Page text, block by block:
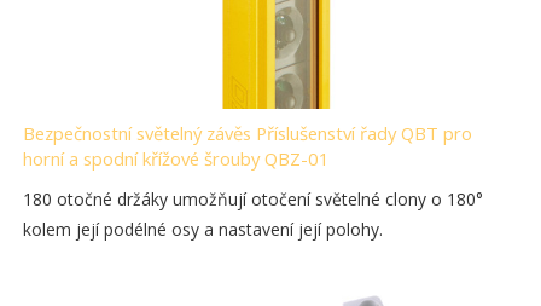
Bezpečnostní světelný závěs Příslušenství řady QBT pro
horní a spodní křížové šrouby QBZ-01
180 otočné držáky umožňují otočení světelné clony o 180°
kolem její podélné osy a nastavení její polohy.